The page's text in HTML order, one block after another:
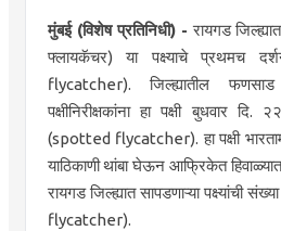
मुंबई (विशेष प्रतिनिधी) -रायगड
फ्लायकॅचर) या पक्ष्याचे प्रथमच
flycatcher). जिल्ह्यातील फणसाड
पक्षीनिरीक्षकांना हा पक्षी बुधवार
(spotted flycatcher). हा पक्षी
याठिकाणी थांबा घेऊन आफ्रिकेत
रायगड जिल्ह्यात सापडणाऱ्या पक्ष्यांची
flycatcher).